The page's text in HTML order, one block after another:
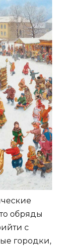
обряды
с
городки,